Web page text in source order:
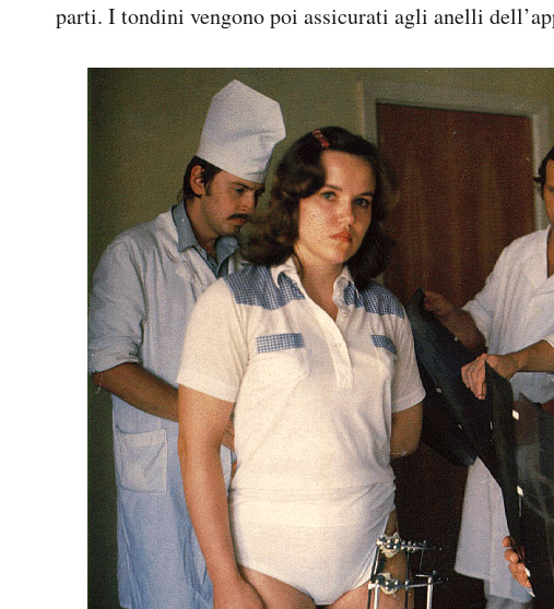
parti. I tondini vengono poi assicurati agli anelli